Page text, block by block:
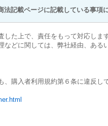
法記載ページに記載している事項
した上で、責任をもって対応しま
などに関しては、弊社経由、ある
、購入者利用規約第６条に違反し